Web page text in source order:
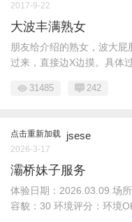
2017-9-22
大波丰满熟女
朋友给介绍的熟女，波大
过来，直接边X边摸。具体
31485 242
点击重新加载 jsese
2026-3-17
灞桥妹子服务
体验日期：2026.03.09 场
容貌：30 环境评分：环境